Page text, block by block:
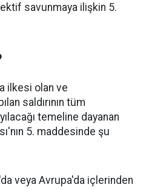
savunmaya ilişkin 5.
ilkesi olan ve
saldırının tüm
temeline dayanan
5. maddesinde şu
veya Avrupa'da içlerinden